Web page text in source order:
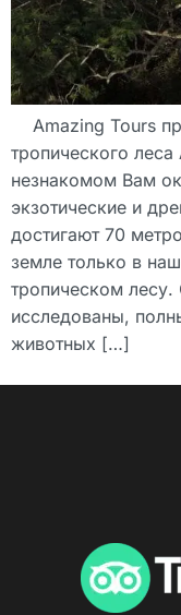
Amazing Tours
тропического
незнакомом Вам
экзотические и
достигают 70
земле только в
тропическом
исследованы,
животных […]